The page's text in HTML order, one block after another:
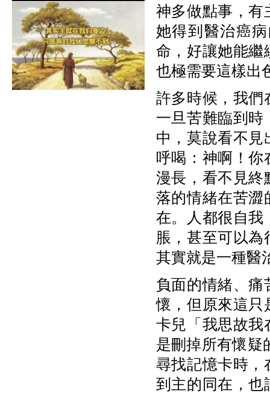
神多做點事，有
她得到醫治癌
命，好讓她能繼
也極需要這樣出
許多時候，我們
一旦苦難臨到時
中，莫說看不見
呼喝：神啊！你
漫長，看不見終
落的情緒在苦澀
在。人都很自我
脹，甚至可以
其實就是一種醫
負面的情緒、痛
懷，但原來這只
卡兒「我思故我
是刪掉所有懷疑
尋找記憶卡時，
到主的同在，也